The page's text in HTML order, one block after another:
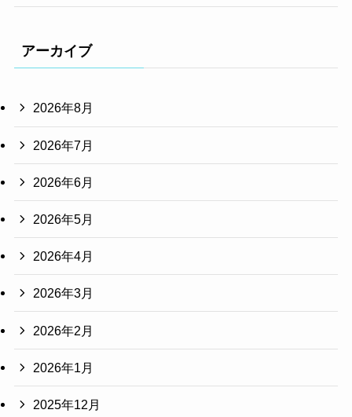
アーカイブ
2026年8月
2026年7月
2026年6月
2026年5月
2026年4月
2026年3月
2026年2月
2026年1月
2025年12月